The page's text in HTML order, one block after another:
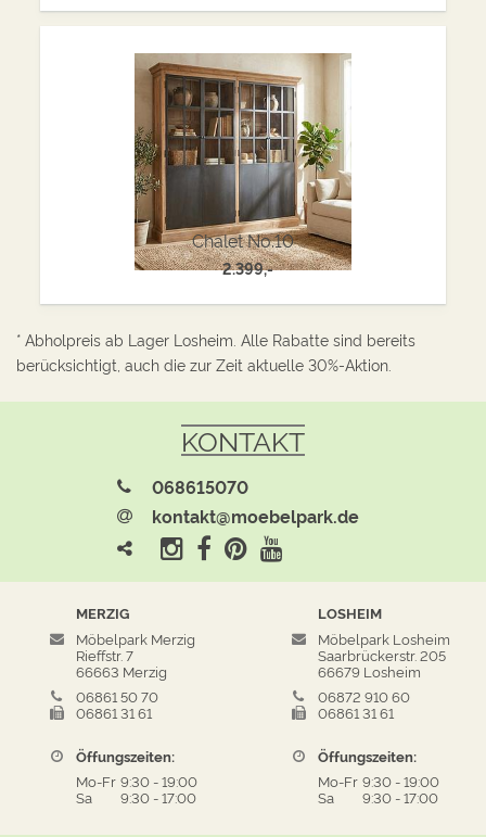
Chalet No.10
2.399,-
* Abholpreis ab Lager Losheim. Alle Rabatte sind bereits
berücksichtigt, auch die zur Zeit aktuelle 30%-Aktion.
KONTAKT
068615070
kontakt@moebelpark.de
MERZIG
Möbelpark Merzig
Rieffstr. 7
66663 Merzig
06861 50 70
06861 31 61
Öffungszeiten:
Mo-Fr 9:30-19:00
Sa
9:30-17:00
LOSHEIM
Möbelpark Losheim
Saarbrückerstr. 205
66679 Losheim
06872 910 60
06861 31 61
Öffungszeiten:
Mo-Fr 9:30-19:00
Sa
9:30-17:00